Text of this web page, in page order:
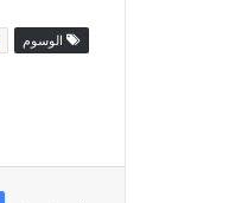
الوسوم